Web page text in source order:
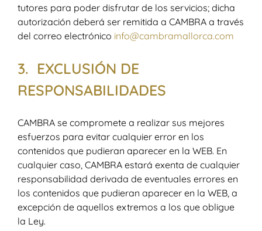
tutores para poder disfrutar de los servicios; dicha
autorización deberá ser remitida a CAMBRA a través
del correo electrónico info@cambramallorca.com
3. EXCLUSIÓN DE
RESPONSABILIDADES
CAMBRA se compromete a realizar sus mejores
esfuerzos para evitar cualquier error en los
contenidos que pudieran aparecer en la WEB. En
cualquier caso, CAMBRA estará exenta de cualquier
responsabilidad derivada de eventuales errores en
los contenidos que pudieran aparecer en la WEB, a
excepción de aquellos extremos a los que obligue
la Ley.